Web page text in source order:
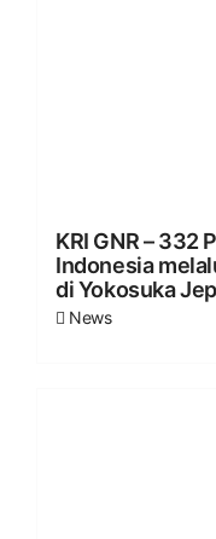
KRI GNR – 332
Indonesia
di Yokosuka
News